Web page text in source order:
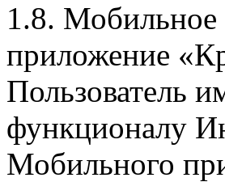
1.8.
приложение
Пользователь
функционалу
Мобильного